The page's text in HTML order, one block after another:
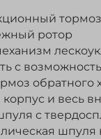
ротор
с
обратного
и весь
с
шпуля